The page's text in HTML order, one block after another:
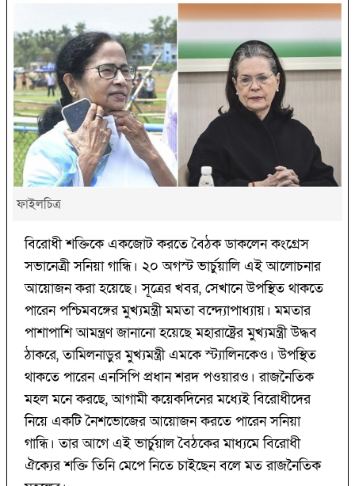
ফাইলচিত্র
বিরোধী শক্তিকে একজোট করতে বৈঠক ডাকলেন কংগ্রেস
সভানেত্রী সনিয়া গান্ধি। ২০ অগস্ট ভার্চুয়ালি এই আলোচনার
আয়োজন করা হয়েছে। সূত্রের খবর, সেখানে উপস্থিত থাকতে
পারেন পশ্চিমবঙ্গের মুখ্যমন্ত্রী মমতা বন্দ্যোপাধ্যায়। মমতার
পাশাপাশি আমন্ত্রণ জানানো হয়েছে মহারাষ্ট্রের মুখ্যমন্ত্রী উদ্ধব
ঠাকরে, তামিলনাড়ুর মুখ্যমন্ত্রী এমকে স্ট্যালিনকেও। উপস্থিত
থাকতে পারেন এনসিপি প্রধান শরদ পওয়ারও। রাজনৈতিক
মহল মনে করছে, আগামী কয়েকদিনের মধ্যেই বিরোধীদের
নিয়ে একটি নৈশভোজের আয়োজন করতে পারেন সনিয়া
গান্ধি। তার আগে এই ভার্চুয়াল বৈঠকের মাধ্যমে বিরোধী
ঐক্যের শক্তি তিনি মেপে নিতে চাইছেন বলে মত রাজনৈতিক